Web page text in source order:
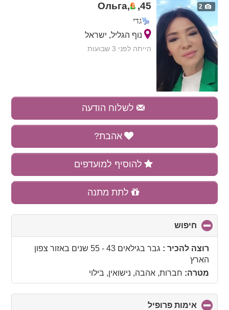
2
Ольга, ,45
גדי
נוף הגליל, ישראל
הייתה לפני 3 שבועות
לשלוח הודעה
אהבת?
להוסיף למועדפים
לתת מתנה
חיפוש
to
collapseרוצה להכיר : גבר בגילאים 43 - 55 שנים באזור צפון
הארץ
מטרה: חברות, אהבה, נישואין, בילוי
אימות פרופיל